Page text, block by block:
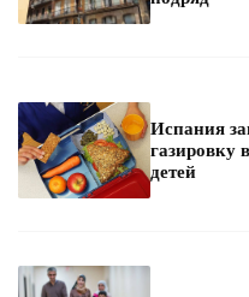
Испания
газировку
детей